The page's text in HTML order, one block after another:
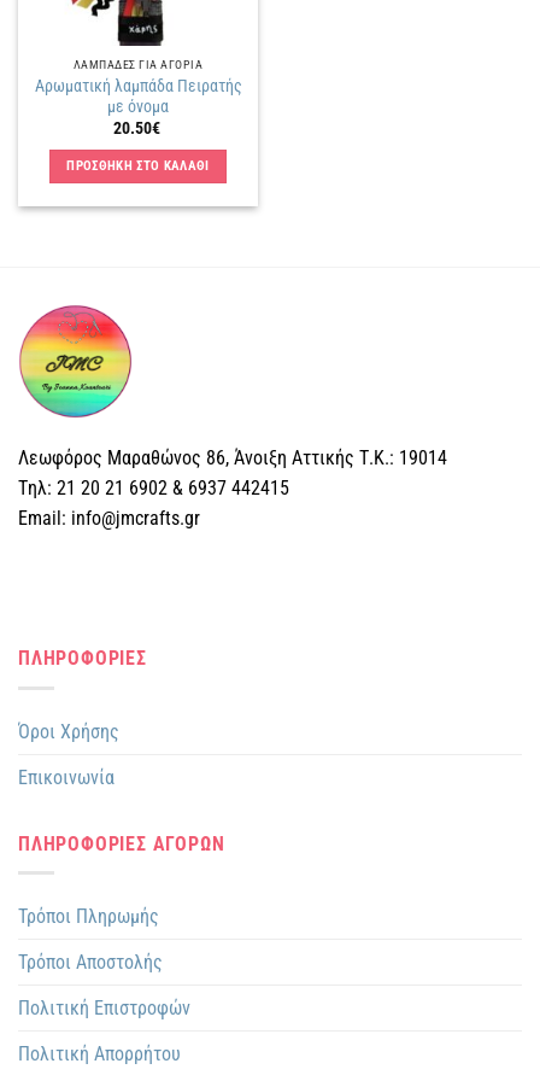
ΛΑΜΠΑΔΕΣ ΓΙΑ ΑΓΟΡΙΑ
Αρωματική λαμπάδα Πειρατής
με όνομα
20.50€
ΠΡΟΣΘΗΚΗ ΣΤΟ ΚΑΛΑΘΙ
Λεωφόρος Μαραθώνος 86, Άνοιξη Αττικής Τ.Κ.: 19014
Tηλ: 21 20 21 6902 & 6937 442415
Email: info@jmcrafts.gr
ΠΛΗΡΟΦΟΡΙΕΣ
Όροι Χρήσης
Επικοινωνία
ΠΛΗΡΟΦΟΡΙΕΣ ΑΓΟΡΩΝ
Τρόποι Πληρωμής
Τρόποι Αποστολής
Πολιτική Επιστροφών
Πολιτική Απορρήτου